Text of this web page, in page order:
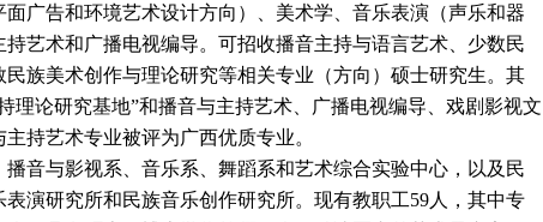
广告和环境艺术设计方向）、美术学、音乐表演（声乐和器
艺术和广播电视编导。可招收播音主持与语言艺术、少数民
族美术创作与理论研究等相关专业（方向）硕士研究生。其
理论研究基地”和播音与主持艺术、广播电视编导、戏剧影视文
持艺术专业被评为广西优质专业。
与影视系、音乐系、舞蹈系和艺术综合实验中心，以及民
演研究所和民族音乐创作研究所。现有教职工59人，其中专